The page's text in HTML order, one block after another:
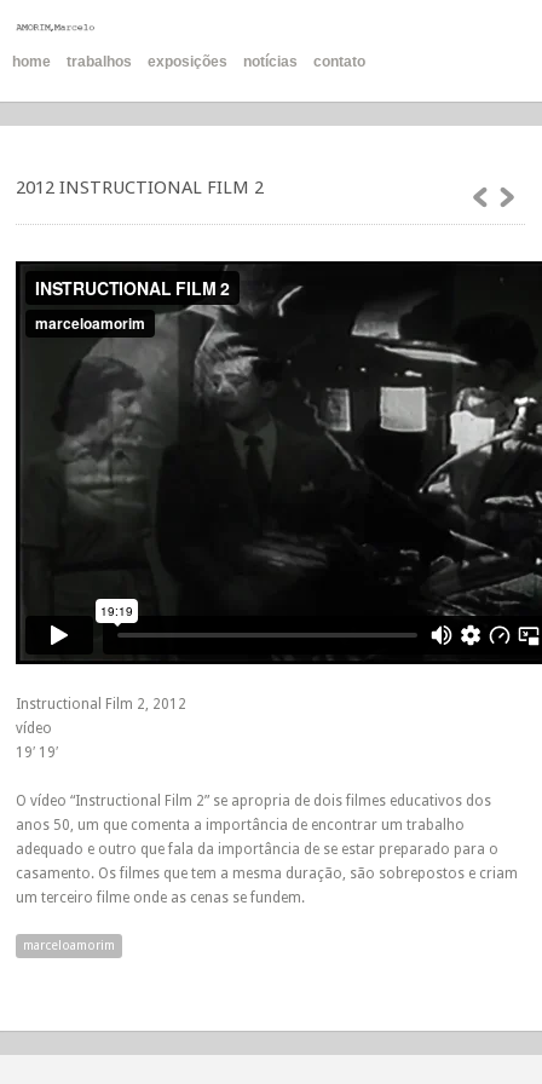
home trabalhos exposições notícias contato
2012 INSTRUCTIONAL FILM 2
Instructional Film 2, 2012
vídeo
19′ 19′
O vídeo “Instructional Film 2” se apropria de dois filmes educativos dos
anos 50, um que comenta a importância de encontrar um trabalho
adequado e outro que fala da importância de se estar preparado para o
casamento. Os filmes que tem a mesma duração, são sobrepostos e criam
um terceiro filme onde as cenas se fundem.
marceloamorim